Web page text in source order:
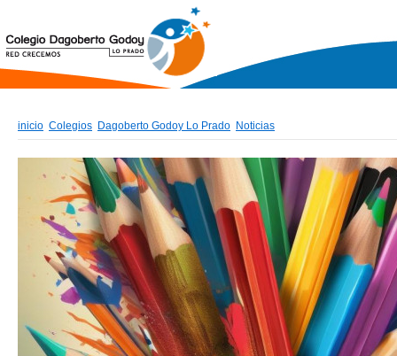
inicio Colegios Dagoberto Godoy Lo Prado Noticias